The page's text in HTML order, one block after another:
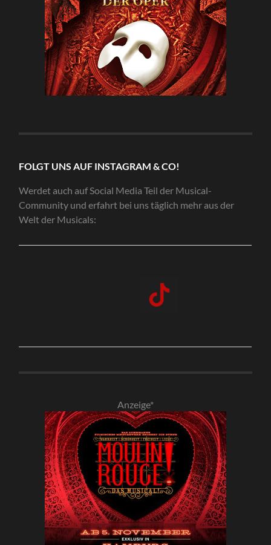
FOLGT UNS AUF INSTAGRAM & CO!
Werdet auch auf Social Media Teil der Musical-
Community und erfahrt bei uns täglich mehr aus der
Welt der Musicals:
Anzeige*